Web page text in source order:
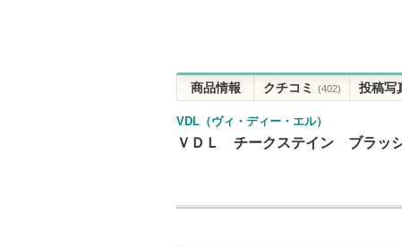
商品情報 クチコミ (402) 投稿写
VDL（ヴィ・ディー・エル）
ＶＤＬ チークステイン ブラッ